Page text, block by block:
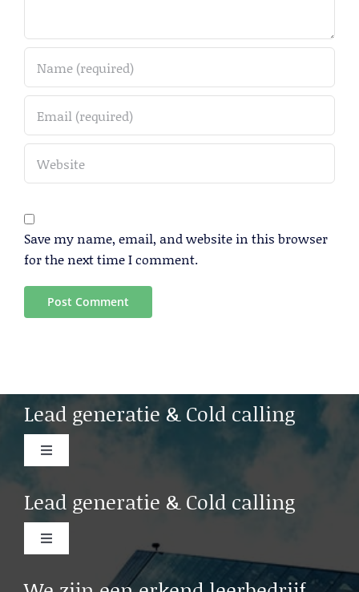
Save my name, email, and website in this browser
for the next time I comment.
Lead generatie & Cold calling
Toggle
Cold calling Amsterdam
Cold calling Rotterdam
Lead generatie & Cold calling
Toggle
Lead generation b2b Rotterdam